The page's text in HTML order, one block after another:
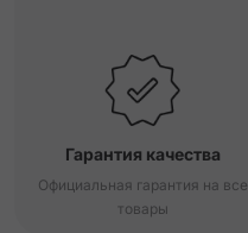
Гарантия качества
Официальная гарантия на все
товары